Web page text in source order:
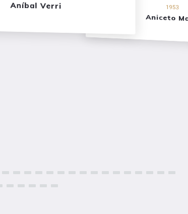
Aníbal Verri 1953
Aniceto